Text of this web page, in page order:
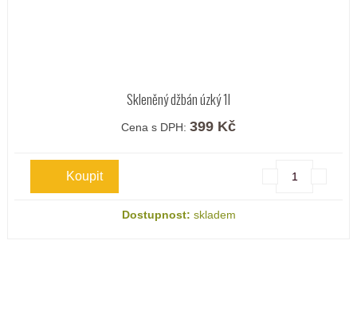
Skleněný džbán úzký 1l
Cena s DPH: 399 Kč
Dostupnost: skladem